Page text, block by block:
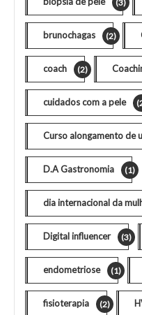
(3)
brunochagas (2)
coach (2)
cuidados com a pele
Curso alongamento de
D.A Gastronomia (1)
dia internacional da
Digital influencer (3)
endometriose (1)
fisioterapia (2)